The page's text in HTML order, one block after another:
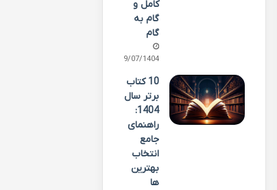
کامل و
گام به
گام
29/07/1404
10 کتاب
برتر سال
1404:
راهنمای
جامع
انتخاب
بهترین
ها